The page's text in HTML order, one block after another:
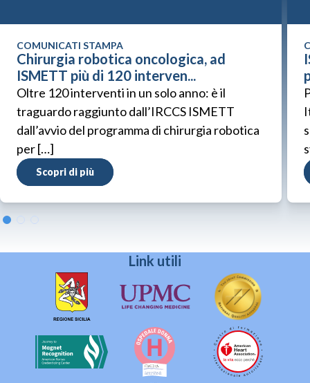
COMUNICATI STAMPA
Chirurgia robotica oncologica, ad
ISMETT più di 120 interven...
Oltre 120 interventi in un solo anno: è il
traguardo raggiunto dall’IRCCS ISMETT
dall’avvio del programma di chirurgia robotica
per […]
Scopri di più
Link utili